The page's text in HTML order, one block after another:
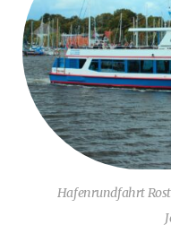
Hafenrundfahrt